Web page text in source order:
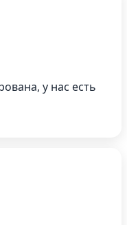
у нас есть